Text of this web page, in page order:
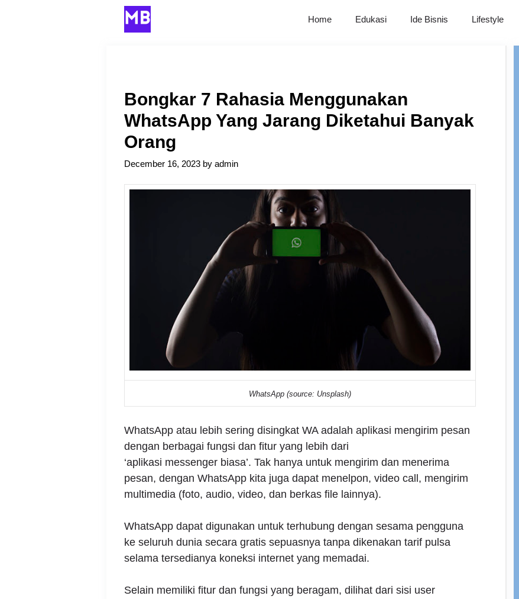
Home Edukasi Ide Bisnis Lifestyle
Bongkar 7 Rahasia Menggunakan
WhatsApp Yang Jarang Diketahui Banyak
Orang
December 16, 2023 by admin
WhatsApp (source: Unsplash)
WhatsApp atau lebih sering disingkat WA adalah aplikasi mengirim pesan
dengan berbagai fungsi dan fitur yang lebih dari
‘aplikasi messenger biasa’. Tak hanya untuk mengirim dan menerima
pesan, dengan WhatsApp kita juga dapat menelpon, video call, mengirim
multimedia (foto, audio, video, dan berkas file lainnya).
WhatsApp dapat digunakan untuk terhubung dengan sesama pengguna
ke seluruh dunia secara gratis sepuasnya tanpa dikenakan tarif pulsa
selama tersedianya koneksi internet yang memadai.
Selain memiliki fitur dan fungsi yang beragam, dilihat dari sisi user